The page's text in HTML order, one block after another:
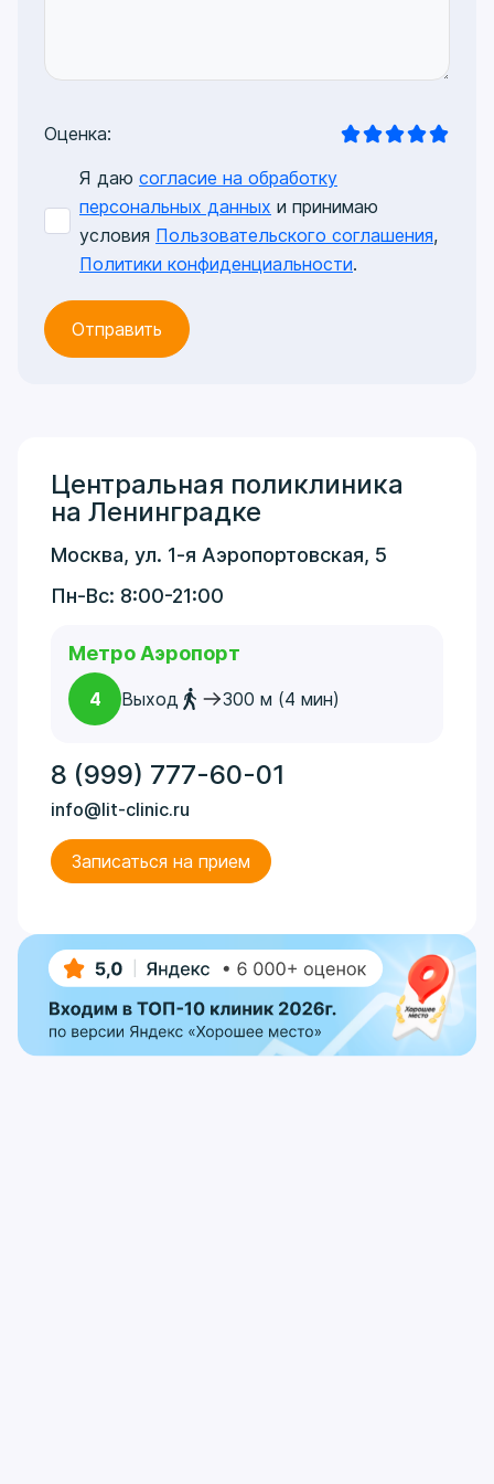
Оценка:
Я даю согласие на обработку
персональных данных и принимаю
условия Пользовательского соглашения,
Политики конфиденциальности.
Центральная поликлиника
на Ленинградке
Москва, ул. 1-я Аэропортовская, 5
Пн-Вс: 8:00-21:00
Метро Аэропорт
4 Выход 300 м (4 мин)
8 (999) 777-60-01
info@lit-clinic.ru
Записаться на прием